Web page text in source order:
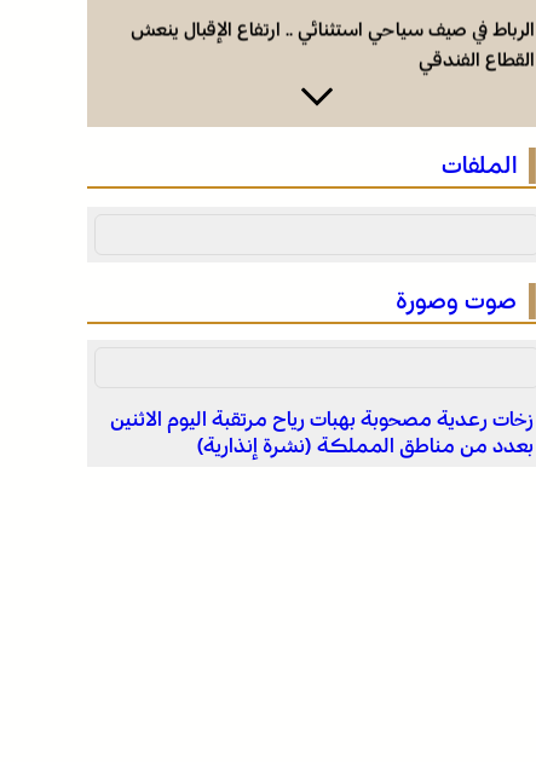
الرباط في صيف سياحي استثنائي .. ارتفاع الإقبال ينعش
القطاع الفندقي
التفاصيل الكاملة لاقتحام ولي العهد مياه سبتة المحتلة
العثور على جثة مقطعة الأطراف داخل عشة بمنطقة
“الأنتربول” للاشتباه في ارتباطه بشبكة إجرامية عابرة
للحدود
الرباط في صيف سياحي استثنائي .. ارتفاع الإقبال ينعش
التفاصيل الكاملة لاقتحام ولي العهد مياه سبتة المحتلة
على لسان الهدهد !
الملفات
صوت وصورة
زخات رعدية مصحوبة بهبات رياح مرتقبة اليوم الاثنين
بعدد من مناطق المملكة (نشرة إنذارية)